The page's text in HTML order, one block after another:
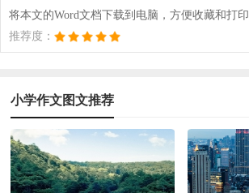
将本文的Word文档下载到电脑，方便收藏和打印
推荐度：
小学作文图文推荐